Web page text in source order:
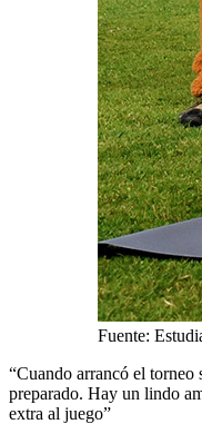
Fuente:
“Cuando arrancó el torneo
preparado. Hay un lindo
extra al juego”